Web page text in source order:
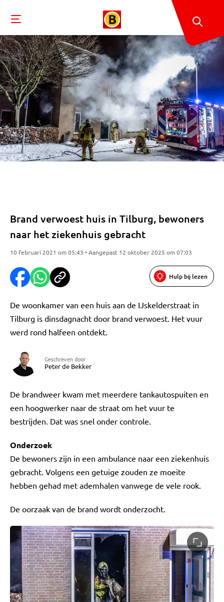
Brand verwoest huis in Tilburg, bewoners
naar het ziekenhuis gebracht
10 februari 2021 om 05:43 • Aangepast 12 oktober 2025 om 07:03
Hulp bij lezen
De woonkamer van een huis aan de IJskelderstraat in
Tilburg is dinsdagnacht door brand verwoest. Het vuur
werd rond halfeen ontdekt.
Geschreven door
Peter de Bekker
De brandweer kwam met meerdere tankautospuiten en
een hoogwerker naar de straat om het vuur te
bestrijden. Dat was snel onder controle.
Onderzoek
De bewoners zijn in een ambulance naar een ziekenhuis
gebracht. Volgens een getuige zouden ze moeite
hebben gehad met ademhalen vanwege de vele rook.
De oorzaak van de brand wordt onderzocht.